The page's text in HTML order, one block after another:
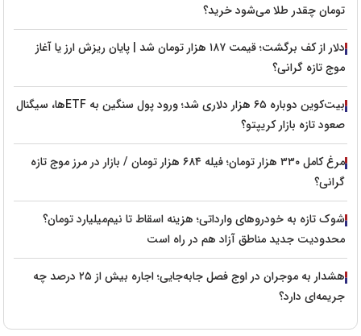
تومان چقدر طلا می‌شود خرید؟
دلار از کف برگشت؛ قیمت ۱۸۷ هزار تومان شد | پایان ریزش ارز یا آغاز
موج تازه گرانی؟
بیت‌کوین دوباره ۶۵ هزار دلاری شد؛ ورود پول سنگین به ETFها، سیگنال
صعود تازه بازار کریپتو؟
مرغ کامل ۳۳۰ هزار تومان؛ فیله ۶۸۴ هزار تومان / بازار در مرز موج تازه
گرانی؟
شوک تازه به خودروهای وارداتی؛ هزینه اسقاط تا نیم‌میلیارد تومان؟
محدودیت جدید مناطق آزاد هم در راه است
هشدار به موجران در اوج فصل جابه‌جایی؛ اجاره بیش از ۲۵ درصد چه
جریمه‌ای دارد؟